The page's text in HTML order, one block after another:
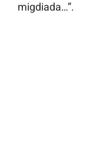
migdiada…”.